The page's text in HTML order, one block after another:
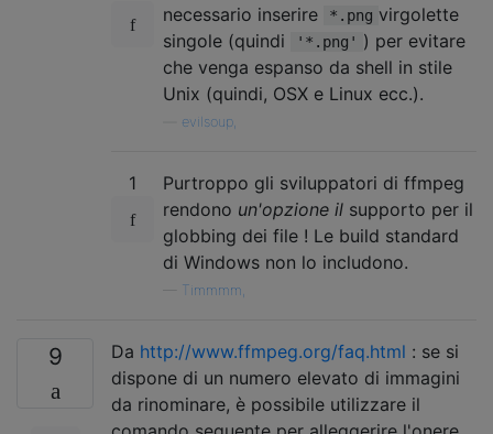
necessario inserire
*.png virgolette
singole (quindi
'*.png' ) per evitare
che venga espanso da shell in stile
Unix (quindi, OSX e Linux ecc.).
evilsoup,
1
Purtroppo gli sviluppatori di ffmpeg
rendono un'opzione il supporto per il
globbing dei file ! Le build standard
di Windows non lo includono.
Timmmm,
9 Da http://www.ffmpeg.org/faq.html : se si
dispone di un numero elevato di immagini
da rinominare, è possibile utilizzare il